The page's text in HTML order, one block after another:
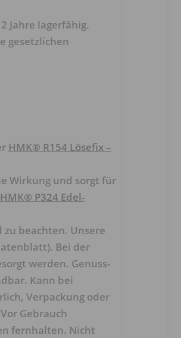
Jahre lagerfähig.
gesetzlichen
HMK® R154 Lösefix –
Wirkung und sorgt für
HMK® P324 Edel-
beachten. Unsere
Bei der
werden. Genuss-
Kann bei
Verpackung oder
Gebrauch
fernhalten. Nicht